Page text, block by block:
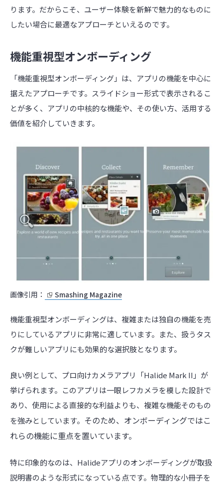
ります。だからこそ、ユーザー体験を新鮮で魅力的なものに
したい場合に最適なアプローチといえるのです。
機能重視型オンボーディング
「機能重視型オンボーディング」は、アプリの機能を中心に
据えたアプローチです。スライドショー形式で表示されるこ
とが多く、アプリの中核的な機能や、その使い方、活用する
価値を紹介していきます。
画像引用： Smashing Magazine
機能重視型オンボーディングは、複雑または独自の機能を売
りにしているアプリに非常に適しています。また、扱うタス
クが難しいアプリにも効果的な選択肢となります。
良い例として、プロ向けカメラアプリ「Halide Mark II」が
挙げられます。このアプリは一眼レフカメラを模した設計で
あり、使用による直接的な利益よりも、複雑な機能そのもの
を強みとしています。 そのため、オンボーディングではこ
れらの機能に重点を置いています。
特に印象的なのは、Halideアプリのオンボーディングが取扱
説明書のような形式になっている点です。物理的な小冊子を